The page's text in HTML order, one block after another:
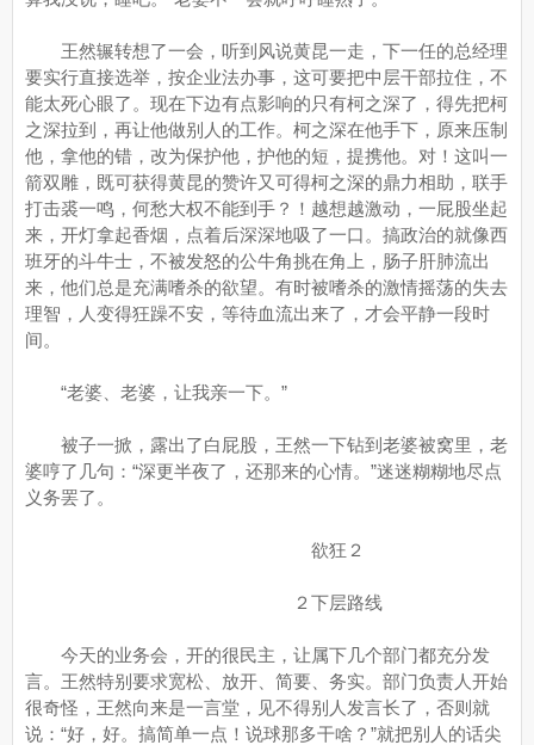
王然辗转想了一会，听到风说黄昆一走，下一任的总经理
要实行直接选举，按企业法办事，这可要把中层干部拉住，不
能太死心眼了。现在下边有点影响的只有柯之深了，得先把柯
之深拉到，再让他做别人的工作。柯之深在他手下，原来压制
他，拿他的错，改为保护他，护他的短，提携他。对！这叫一
箭双雕，既可获得黄昆的赞许又可得柯之深的鼎力相助，联手
打击裘一鸣，何愁大权不能到手？！越想越激动，一屁股坐起
来，开灯拿起香烟，点着后深深地吸了一口。搞政治的就像西
班牙的斗牛士，不被发怒的公牛角挑在角上，肠子肝肺流出
来，他们总是充满嗜杀的欲望。有时被嗜杀的激情摇荡的失去
理智，人变得狂躁不安，等待血流出来了，才会平静一段时
间。
“老婆、老婆，让我亲一下。”
被子一掀，露出了白屁股，王然一下钻到老婆被窝里，老
婆哼了几句：“深更半夜了，还那来的心情。”迷迷糊糊地尽点
义务罢了。
欲狂２
２下层路线
今天的业务会，开的很民主，让属下几个部门都充分发
言。王然特别要求宽松、放开、简要、务实。部门负责人开始
很奇怪，王然向来是一言堂，见不得别人发言长了，否则就
说：“好，好。搞简单一点！说球那多干啥？”就把别人的话尖